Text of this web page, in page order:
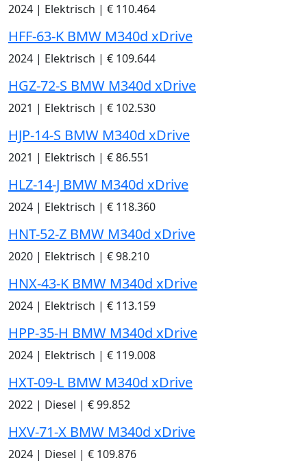
2024 | Elektrisch | € 110.464
HFF-63-K BMW M340d xDrive
2024 | Elektrisch | € 109.644
HGZ-72-S BMW M340d xDrive
2021 | Elektrisch | € 102.530
HJP-14-S BMW M340d xDrive
2021 | Elektrisch | € 86.551
HLZ-14-J BMW M340d xDrive
2024 | Elektrisch | € 118.360
HNT-52-Z BMW M340d xDrive
2020 | Elektrisch | € 98.210
HNX-43-K BMW M340d xDrive
2024 | Elektrisch | € 113.159
HPP-35-H BMW M340d xDrive
2024 | Elektrisch | € 119.008
HXT-09-L BMW M340d xDrive
2022 | Diesel | € 99.852
HXV-71-X BMW M340d xDrive
2024 | Diesel | € 109.876